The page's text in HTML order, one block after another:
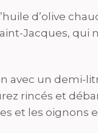
d’olive
Jacques, qui
avec un demi-
rincés et
et les oignons